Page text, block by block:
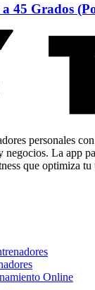
45 Grados
personales
negocios. La app
que optimiza
Online